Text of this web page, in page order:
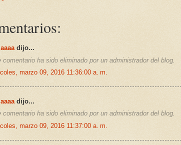
dijo...
comentario ha sido eliminado por un administrador del blog.
marzo 09, 2016 11:36:00 a. m.
dijo...
comentario ha sido eliminado por un administrador del blog.
marzo 09, 2016 11:37:00 a. m.